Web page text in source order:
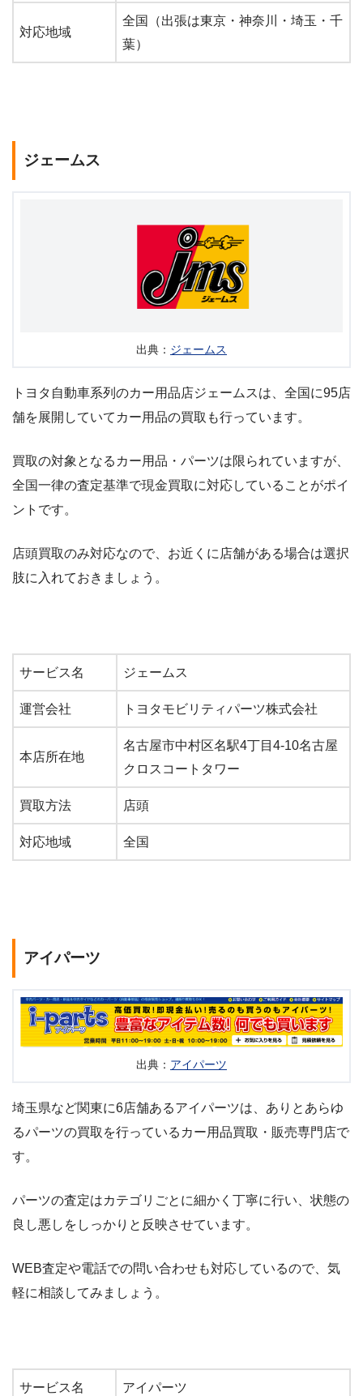
対応地域
全国（出張は東京・神奈川・埼玉・千
葉）
ジェームス
出典： ジェームス
トヨタ自動車系列のカー用品店ジェームスは、全国に95店
舗を展開していてカー用品の買取も行っています。
買取の対象となるカー用品・パーツは限られていますが、
全国一律の査定基準で現金買取に対応していることがポイ
ントです。
店頭買取のみ対応なので、お近くに店舗がある場合は選択
肢に入れておきましょう。
サービス名 ジェームス
運営会社 トヨタモビリティパーツ株式会社
本店所在地
名古屋市中村区名駅4丁目4-10名古屋
クロスコートタワー
買取方法 店頭
対応地域 全国
アイパーツ
出典： アイパーツ
埼玉県など関東に6店舗あるアイパーツは、ありとあらゆ
るパーツの買取を行っているカー用品買取・販売専門店で
す。
パーツの査定はカテゴリごとに細かく丁寧に行い、状態の
良し悪しをしっかりと反映させています。
WEB査定や電話での問い合わせも対応しているので、気
軽に相談してみましょう。
サービス名 アイパーツ